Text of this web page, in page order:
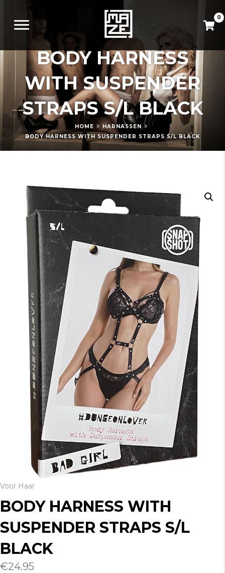
0
BODY HARNESS
WITH SUSPENDER
STRAPS S/L BLACK
HOME » HARNASSEN »
BODY HARNESS WITH SUSPENDER STRAPS S/L BLACK
Voor Haar
BODY HARNESS WITH
SUSPENDER STRAPS S/L
BLACK
€24.95